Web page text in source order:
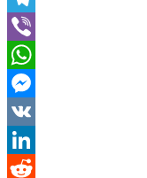
Telegram
Viber
WhatsApp
Messenger
VK
LinkedIn